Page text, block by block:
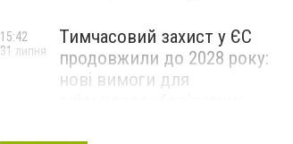
Тимчасовий захист у ЄС
продовжили до 2028 року:
нові вимоги для
15:42
31 липня